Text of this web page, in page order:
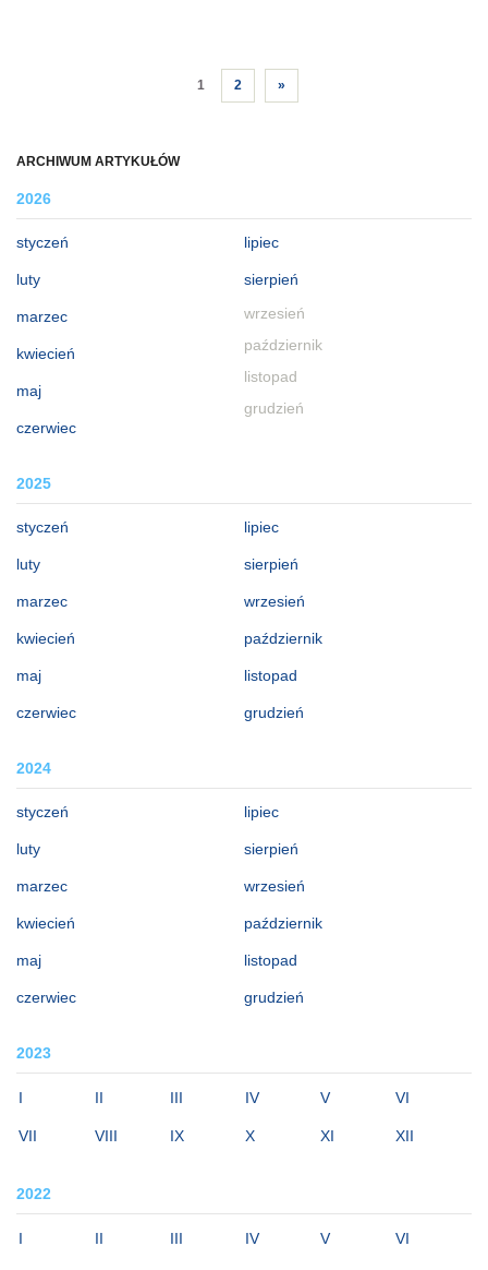
ARCHIWUM ARTYKUŁÓW
2026
styczeń
luty
marzec
kwiecień
maj
czerwiec
lipiec
sierpień
wrzesień
październik
listopad
grudzień
2025
styczeń
luty
marzec
kwiecień
maj
czerwiec
lipiec
sierpień
wrzesień
październik
listopad
grudzień
2024
styczeń
luty
marzec
kwiecień
maj
czerwiec
lipiec
sierpień
wrzesień
październik
listopad
grudzień
2023
I II III IV V VI
VII VIII IX X XI XII
2022
I II III IV V VI
1 2 »